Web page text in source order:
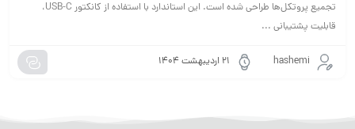
تجمیع پروتکل‌ها طراحی شده است. این استاندارد با استفاده از کانکتور USB-C،
قابلیت پشتیبانی ...
hashemi ۲۱ اردیبهشت ۱۴۰۴